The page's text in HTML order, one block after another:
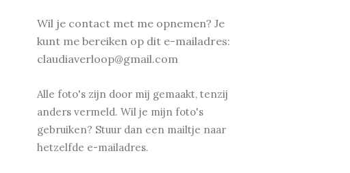
Wil je contact met me opnemen? Je
kunt me bereiken op dit e-mailadres:
claudiaverloop@gmail.com
Alle foto's zijn door mij gemaakt, tenzij
anders vermeld. Wil je mijn foto's
gebruiken? Stuur dan een mailtje naar
hetzelfde e-mailadres.